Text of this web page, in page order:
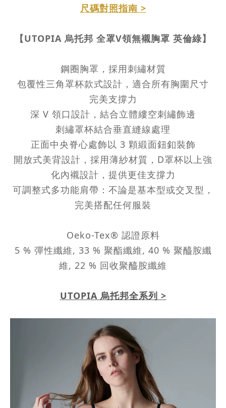
尺碼對照指南 >
【UTOPIA 烏托邦 全罩V領無襯胸罩 英倫綠】
鋼圈胸罩，採用刺繡材質
包覆性三角罩杯款式設計，適合所有胸圍尺寸
完美支撐力
深 V 領口設計，結合立體縷空刺繡飾邊
刺繡罩杯結合垂直縫線處理
正面中央脊心處飾以 3 顆緞面鈕釦裝飾
開放式美背設計，採用薄紗材質，D罩杯以上強
化內襯設計，提供更佳支撐力
可調整式多功能肩帶：不論是基本型或交叉型，
完美搭配任何服裝
Oeko-Tex® 認證原料
5 % 彈性纖維, 33 % 聚酯纖維, 40 % 聚醯胺纖
維, 22 % 回收聚醯胺纖維
UTOPIA 烏托邦全系列 >